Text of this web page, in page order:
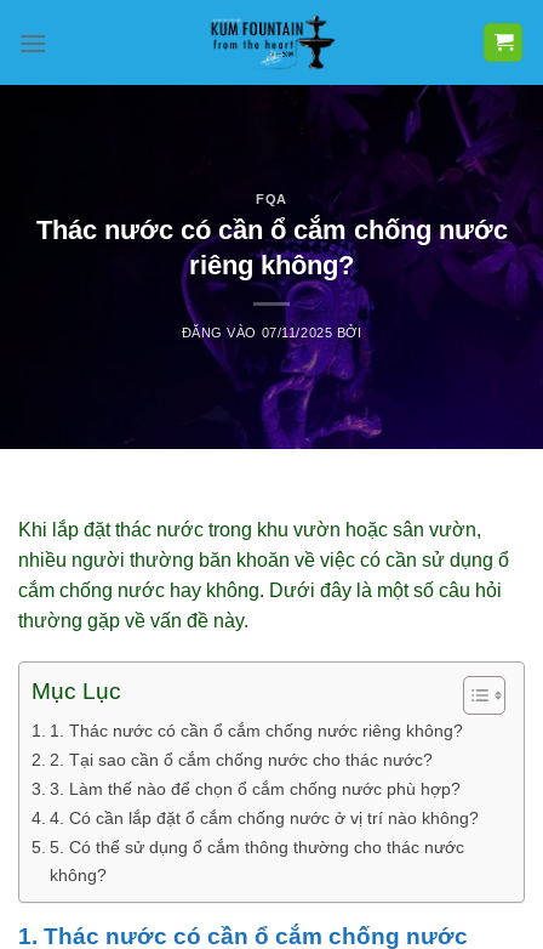
qua
FQA
Thác nước có cần ổ cắm chống nước
riêng không?
ĐĂNG VÀO 07/11/2025 BỞI
Khi lắp đặt thác nước trong khu vườn hoặc sân vườn,
nhiều người thường băn khoăn về việc có cần sử dụng ổ
cắm chống nước hay không. Dưới đây là một số câu hỏi
thường gặp về vấn đề này.
Mục Lục
1. Thác nước có cần ổ cắm chống nước riêng không?
2. Tại sao cần ổ cắm chống nước cho thác nước?
3. Làm thế nào để chọn ổ cắm chống nước phù hợp?
4. Có cần lắp đặt ổ cắm chống nước ở vị trí nào không?
5. Có thể sử dụng ổ cắm thông thường cho thác nước
không?
1. Thác nước có cần ổ cắm chống nước